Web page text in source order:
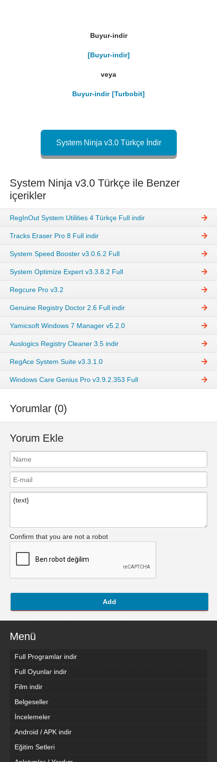
Buyur-indir
[Buyur-indir]
veya
Buyur-indir [Turbobit]
System Ninja v3.0 Türkçe İndir
System Ninja v3.0 Türkçe ile Benzer
içerikler
RegInOut System Utilities 4 Türkçe Full indir
Tracks Eraser Pro 8 Full indir
System Speed Booster v3.0.6.2 Full
System Optimize Expert v3.3.8.2 Full
Regcure Pro v3.2
Genuine Registry Doctor 2.6 Full indir
Yamicsoft Windows 7 Manager v5.2.0
Auslogics Registry Cleaner 3.5 indir
RegAce System Suite v3.3.1.0
Windows Care Genius Pro v3.9.2.353 Full
Yorumlar (0)
Yorum Ekle
Confirm that you are not a robot
Add
Menü
Full Programlar indir
Full Oyunlar indir
Film indir
Belgeseller
İncelemeler
Android / APK indir
Eğitim Setleri